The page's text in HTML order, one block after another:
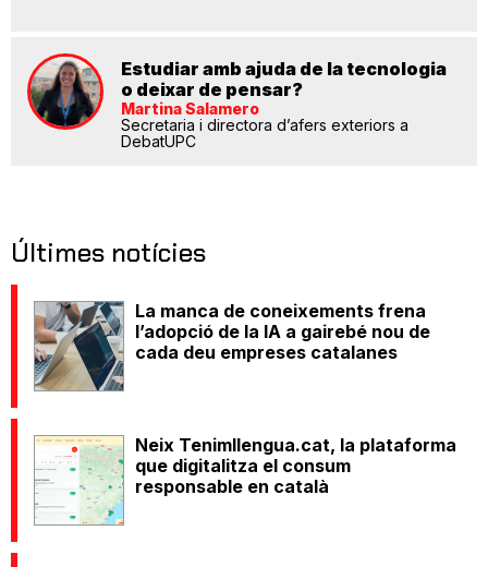
Estudiar amb ajuda de la tecnologia
o deixar de pensar?
Martina Salamero
Secretaria i directora d’afers exteriors a
DebatUPC
Últimes notícies
La manca de coneixements frena
l’adopció de la IA a gairebé nou de
cada deu empreses catalanes
Neix Tenimllengua.cat, la plataforma
que digitalitza el consum
responsable en català